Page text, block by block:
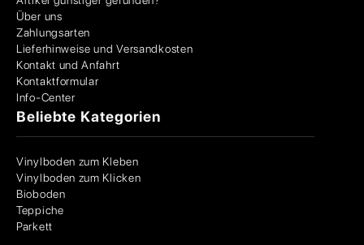
Über uns
Zahlungsarten
Lieferhinweise und Versandkosten
Kontakt und Anfahrt
Kontaktformular
Info-Center
Beliebte Kategorien
Vinylboden zum Kleben
Vinylboden zum Klicken
Bioboden
Teppiche
Parkett